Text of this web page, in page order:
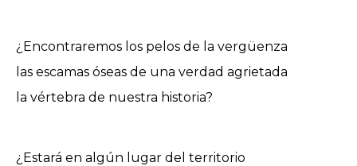
¿Encontraremos los pelos de la vergüenza
las escamas óseas de una verdad agrietada
la vértebra de nuestra historia?
¿Estará en algún lugar del territorio